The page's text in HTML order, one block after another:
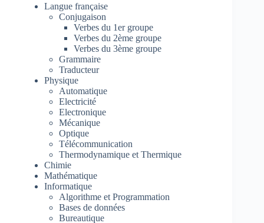
Langue française
Conjugaison
Verbes du 1er groupe
Verbes du 2ème groupe
Verbes du 3ème groupe
Grammaire
Traducteur
Physique
Automatique
Electricité
Electronique
Mécanique
Optique
Télécommunication
Thermodynamique et Thermique
Chimie
Mathématique
Informatique
Algorithme et Programmation
Bases de données
Bureautique